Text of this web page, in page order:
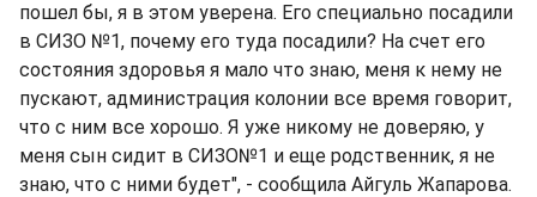
пошел бы, я в этом уверена. Его специально посадили
в СИЗО №1, почему его туда посадили? На счет его
состояния здоровья я мало что знаю, меня к нему не
пускают, администрация колонии все время говорит,
что с ним все хорошо. Я уже никому не доверяю, у
меня сын сидит в СИЗО№1 и еще родственник, я не
знаю, что с ними будет", - сообщила Айгуль Жапарова.